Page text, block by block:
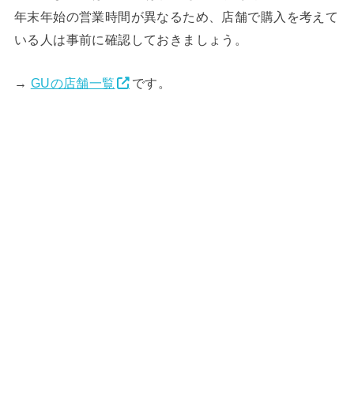
年末年始の営業時間が異なるため、店舗で購入を考えて
いる人は事前に確認しておきましょう。
→ GUの店舗一覧 です。